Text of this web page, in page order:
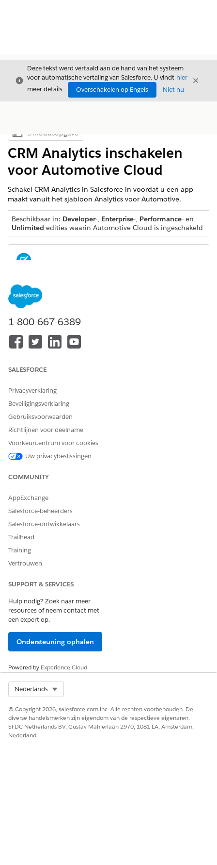
Sluiten
Deze tekst werd vertaald aan de hand van het systeem
voor automatische vertaling van Salesforce. U vindt hier
meer details.
Overschakelen op Engels Niet nu
Sluiten
Inhoudsopgave weergeven
Inhoudsopgave
CRM Analytics inschakelen
voor Automotive Cloud
Schakel CRM Analytics in Salesforce in voordat u een app
maakt vanuit het sjabloon Analytics voor Automotive.
Beschikbaar in: Developer-, Enterprise-, Performance- en
Unlimited-edities waarin Automotive Cloud is ingeschakeld
OPMERKING
Analytics al ingeschakeld. U kunt doorgaan met het
toewijzen van machtigingen voor Analytics voor
Automotive aan beheerders en gebruikers.
Geef vanuit Set-up, in het vak Snel zoeken,
HEEFT DIT ARTIKEL UW PROBLEEM OPGELOST?
Laat ons weten wat we kunnen doen om te verbeteren!
1-800-667-6389
SALESFORCE
Privacyverklaring
Beveiligingsverklaring
Gebruiksvoorwaarden
Richtlijnen voor deelname
Voorkeurcentrum voor cookies
Uw privacybeslissingen
COMMUNITY
AppExchange
Salesforce-beheerders
Salesforce-ontwikkelaars
Trailhead
Training
Vertrouwen
SUPPORT & SERVICES
Hulp nodig? Zoek naar meer
resources of neem contact met
een expert op.
Ondersteuning ophalen
Powered by Experience Cloud
Nederlands
© Copyright 2026, salesforce.com inc. Alle rechten voorbehouden. De
diverse handelsmerken zijn eigendom van de respectieve eigenaren.
SFDC Netherlands BV, Gustav Mahlerlaan 2970, 1081 LA, Amsterdam,
Nederland